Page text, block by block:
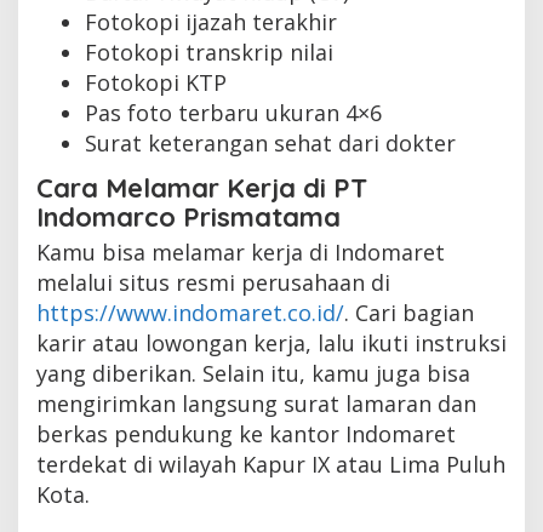
Fotokopi ijazah terakhir
Fotokopi transkrip nilai
Fotokopi KTP
Pas foto terbaru ukuran 4×6
Surat keterangan sehat dari dokter
Cara Melamar Kerja di PT
Indomarco Prismatama
Kamu bisa melamar kerja di Indomaret
melalui situs resmi perusahaan di
https://www.indomaret.co.id/. Cari bagian
karir atau lowongan kerja, lalu ikuti instruksi
yang diberikan. Selain itu, kamu juga bisa
mengirimkan langsung surat lamaran dan
berkas pendukung ke kantor Indomaret
terdekat di wilayah Kapur IX atau Lima Puluh
Kota.